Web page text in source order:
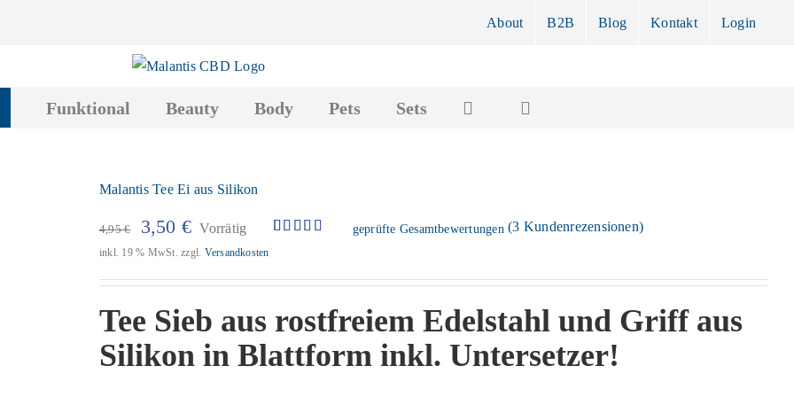
About B2B Blog Kontakt Login
Funktional Beauty Body Pets Sets
Malantis Tee Ei aus Silikon
4,95€
Ursprünglicher
Preis
war:
4,95 €
3,50 €Aktueller
Preis
ist:
3,50 €.
Vorrätig
basierend
Kundenbewertungen
geprüfte Gesamtbewertungen (3 Kundenrezensionen)
inkl. 19 % MwSt. zzgl. Versandkosten
Tee Sieb aus rostfreiem Edelstahl und Griff aus
Silikon in Blattform inkl. Untersetzer!